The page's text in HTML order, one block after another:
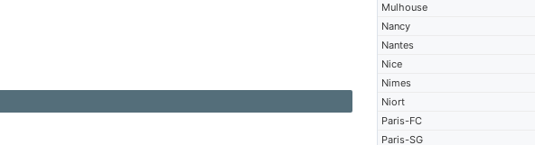
Mulhouse
Nancy
Nantes
Nice
Nimes
Niort
Paris-FC
Paris-SG